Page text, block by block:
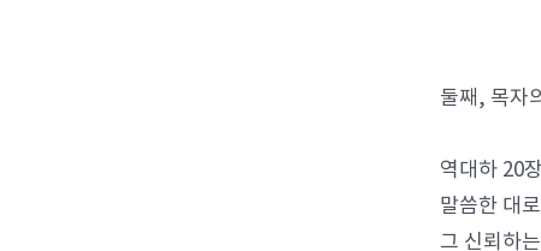
둘째, 목자
역대하 20
말씀한 대
그 신뢰하